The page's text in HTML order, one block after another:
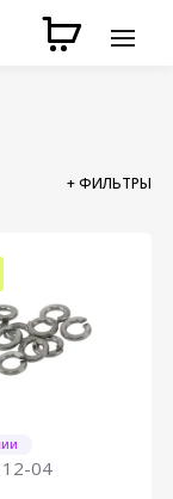
+ ФИЛЬТРЫ
04